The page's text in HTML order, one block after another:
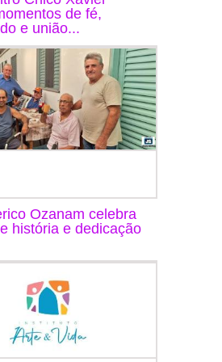
de fé,
e união...
Ozanam celebra
história e dedicação